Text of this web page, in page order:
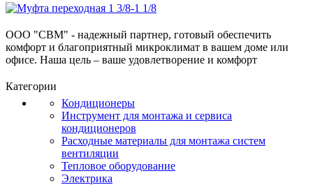
ООО "СВМ" - надежный партнер, готовый обеспечить
комфорт и благоприятный микроклимат в вашем доме или
офисе. Наша цель – ваше удовлетворение и комфорт
Категории
Кондиционеры
Инструмент для монтажа и сервиса
кондиционеров
Расходные материалы для монтажа систем
вентиляции
Тепловое оборудование
Электрика